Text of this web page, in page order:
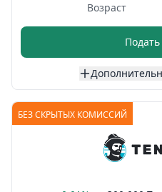
Возраст
Подать
БЕЗ СКРЫТЫХ КОМИССИЙ